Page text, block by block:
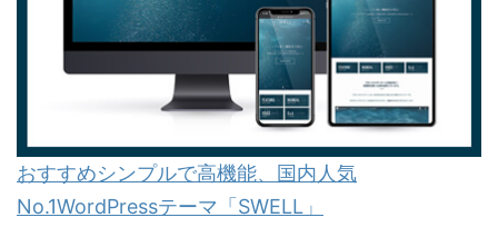
おすすめシンプルで高機能、国内人気
No.1WordPressテーマ「SWELL」